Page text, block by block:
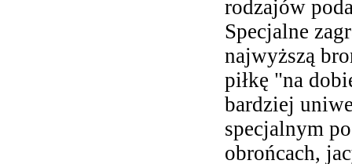
rodzajów
Specjalne
najwyższą
piłkę "na
bardziej
specjalnym
obrońcach,